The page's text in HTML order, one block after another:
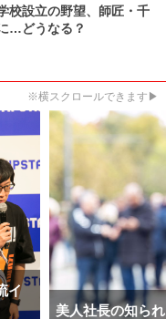
校設立の野望、師匠・千
…どうなる？
※横スクロールできます▶
イ
美人社長の知ら